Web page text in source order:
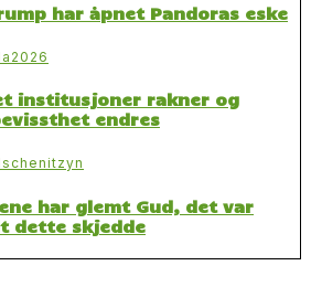
har åpnet Pandoras eske
institusjoner rakner og
endres
har glemt Gud, det var
dette skjedde